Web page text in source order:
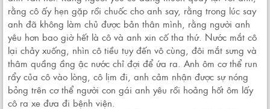
rằng cô ấy hẹn gặp rồi chuốc cho anh say, rằng trong lúc say
anh đã không làm chủ được bản thân mình, rằng người anh
yêu hơn bao giờ hết là cô và anh xin cố tha thứ. Nước mắt cô
lại chảy xuống, nhìn cô tiều tụy đến vô cùng, đôi mắt sưng và
thâm quầng ầng ậc nước chỉ đợi để ứa ra. Anh ôm cơ thể run
rẩy của cô vào lòng, cô lịm đi, anh cảm nhận được sự nóng
bỏng trên cơ thể người con gái anh yêu rồi hoảng hốt ôm lấy
cô ra xe đưa đi bệnh viện.